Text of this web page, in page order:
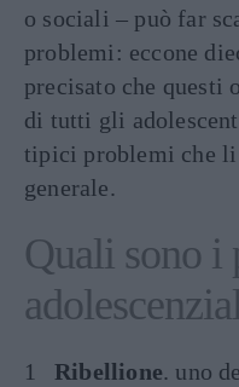
o sociali – può far
problemi: eccone
precisato che questi
di tutti gli
tipici problemi che
generale.
Quali sono i
Ribellione. uno